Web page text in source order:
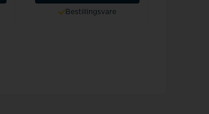
Bestillingsvare